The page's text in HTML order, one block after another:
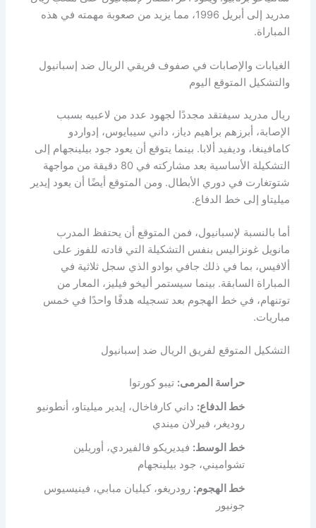
مدريد إلى أبريل 1996، مما يزيد من صعوبة مهمته في هذه
المباراة.
الغيابات والإصابات في صفوف فريقي الريال ضد إسبانيول
والتشكيل المتوقع اليوم
ريال مدريد سيفتقد مجددًا لجهود عدد من لاعبيه بسبب
الإصابة، أبرزهم براهيم دياز، داني سيبايوس، إدواردو
كامافينغا، وديفيد ألابا. بينما يتوقع أن يعود جود بيلينجهام إلى
التشكيلة الأساسية بعد مشاركته في 80 دقيقة من مواجهة
شتوتغارت في دوري الأبطال. ومن المتوقع أيضًا أن يعود إيدير
ميليتاو إلى خط الدفاع.
أما بالنسبة لإسبانيول، فمن المتوقع أن يحتفظ المدرب
مانويل غونزاليس بنفس التشكيلة التي قادته للفوز على
ألافيس، بما في ذلك جافي بوادو الذي سجل ثلاثية في
المباراة السابقة. بينما سيستمر أليخو فيليز، المعار من
توتنهام، في خط الهجوم بعد تسجيله هدفًا واحدًا في خمس
مباريات.
التشكيل المتوقع لفريق الريال ضد إسبانيول
حراسة المرمى: تيبو كورتوا
خط الدفاع: داني كارفاخال، إيدير ميليتاو، أنطونيو
روديغر، فيرلان ميندي
خط الوسط: فيديريكو فالفيردي، أوريلين
تشواميني، جود بيلينجهام
خط الهجوم: رودريغو، كيليان مبابي، فينيسيوس
جونيور